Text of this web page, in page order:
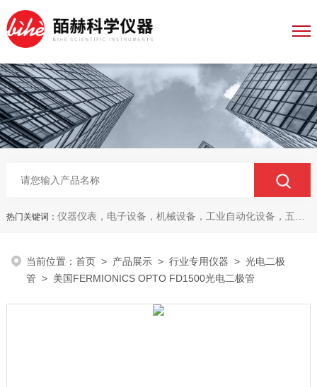
热门关键词： 仪器仪表，电子设备，机械设备，工业自动化设备，五金产品，电线电缆，金属材料，电子
当前位置：首页 > 产品展示 >行业专用仪器 >光电二极
管 > 美国FERMIONICS OPTO FD1500光电二极管